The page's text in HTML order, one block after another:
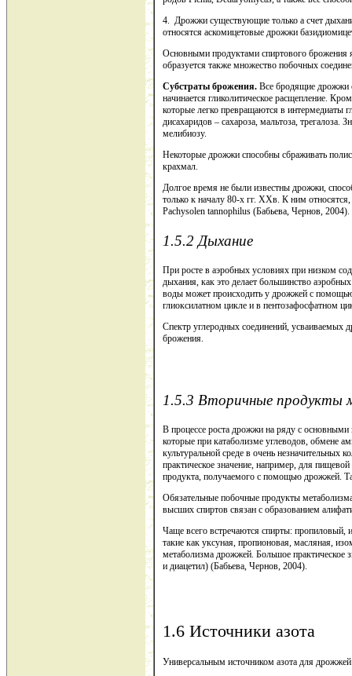
4. Дрожжи существующие только а счет
относятся аскомицетовые дрожжи
Основными продуктами спиртового брожения
образуется также множество побочных
Субстраты брожения. Все бродящие дрожжи
начинается гликолитическое расщепление.
которые легко превращаются в интермедиаты
дисахаридов – сахароза, мальтоза,
мелибиозу.
Некоторые дрожжи способны сбраживать
крахмал.
Долгое время не были известны дрожжи,
только к началу 80-х гг. XXв. К ним
Pachysolen tannophilus (Бабьева, Чернов, 2004).
1.5.2 Дыхание
При росте в аэробных условиях при низком
дыхания, как это делает большинство
воды может происходить у дрожжей с
глиоксилатном цикле и в пентозафосфатном
Спектр углеродных соединений, усваиваемых
брожения.
1.5.3 Вторичные продукты
В процессе роста дрожжи на ряду с
которые при катаболизме углеводов, обмене
культуральной среде в очень незначительных
практическое значение, например, для
продукта, получаемого с помощью дрожжей.
Обязательные побочные продукты
высших спиртов связан с образованием
Чаще всего встречаются спирты:
такие как уксуная, пропионовая, масляная,
метаболизма дрожжей. Большое
и диацетил) (Бабьева, Чернов, 2004).
1.6 Источники азота
Универсальным источником азота для